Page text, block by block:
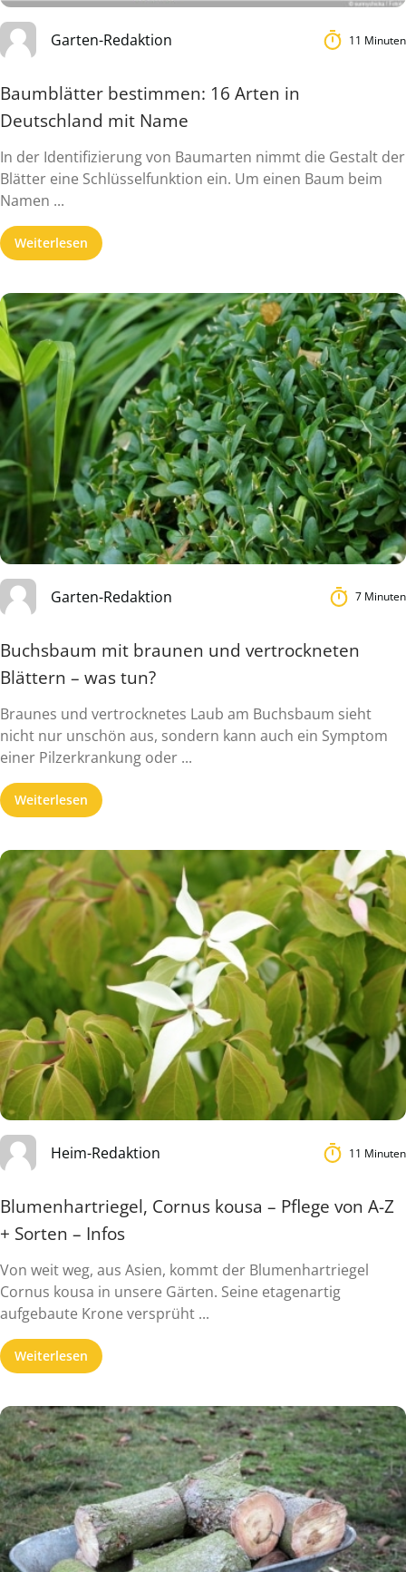
Garten-Redaktion 11 Minuten
Baumblätter bestimmen: 16 Arten in
Deutschland mit Name
In der Identifizierung von Baumarten nimmt die Gestalt der
Blätter eine Schlüsselfunktion ein. Um einen Baum beim
Namen ...
Weiterlesen
Garten-Redaktion 7 Minuten
Buchsbaum mit braunen und vertrockneten
Blättern – was tun?
Braunes und vertrocknetes Laub am Buchsbaum sieht
nicht nur unschön aus, sondern kann auch ein Symptom
einer Pilzerkrankung oder ...
Weiterlesen
Heim-Redaktion 11 Minuten
Blumenhartriegel, Cornus kousa – Pflege von A-Z
+ Sorten – Infos
Von weit weg, aus Asien, kommt der Blumenhartriegel
Cornus kousa in unsere Gärten. Seine etagenartig
aufgebaute Krone versprüht ...
Weiterlesen